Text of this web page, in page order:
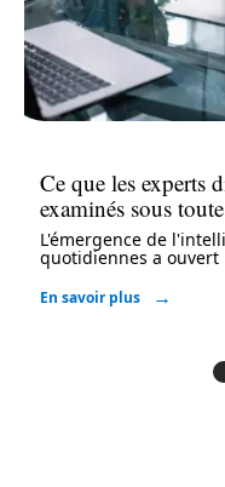
Ce que les experts
examinés sous
L'émergence de
quotidiennes a ouvert
En savoir plus